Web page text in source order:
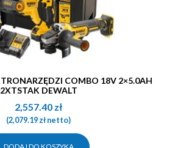
2XTSTAK DEWALT
2,557.40 zł
(2,079.19złnetto)